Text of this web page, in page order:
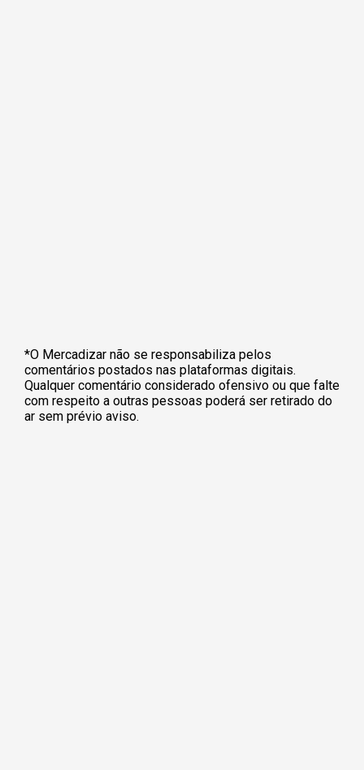
*O Mercadizar não se responsabiliza pelos
comentários postados nas plataformas digitais.
Qualquer comentário considerado ofensivo ou que falte
com respeito a outras pessoas poderá ser retirado do
ar sem prévio aviso.